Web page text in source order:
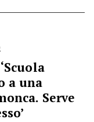
a una
Serve